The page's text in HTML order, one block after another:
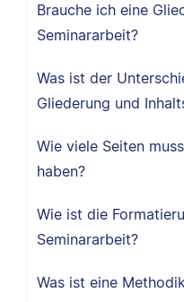
Brauche ich eine
Seminararbeit?
Was ist der
Gliederung und
Wie viele Seiten
haben?
Wie ist die
Seminararbeit?
Was ist eine